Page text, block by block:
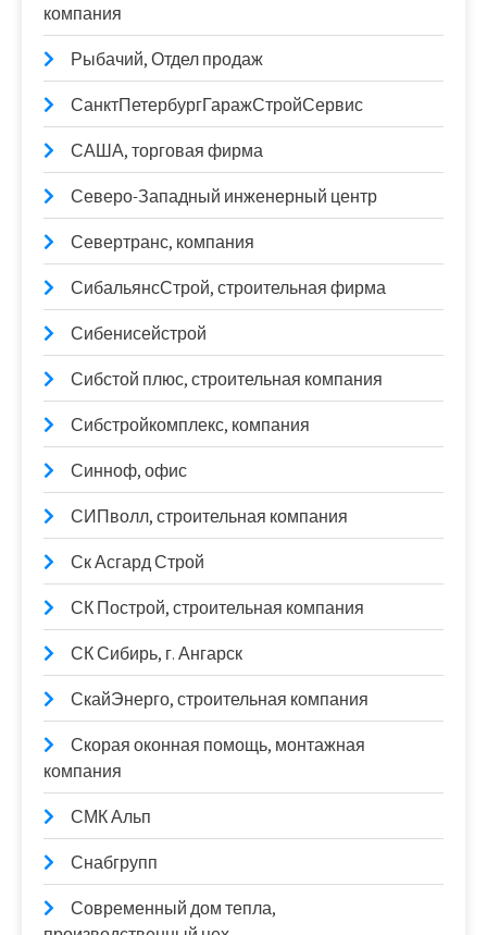
компания
Рыбачий, Отдел продаж
СанктПетербургГаражСтройСервис
САША, торговая фирма
Северо-Западный инженерный центр
Севертранс, компания
СибальянсСтрой, строительная фирма
Сибенисейстрой
Сибстой плюс, строительная компания
Сибстройкомплекс, компания
Синноф, офис
СИПволл, строительная компания
Ск Асгард Строй
СК Построй, строительная компания
СК Сибирь, г. Ангарск
СкайЭнерго, строительная компания
Скорая оконная помощь, монтажная
компания
СМК Альп
Снабгрупп
Современный дом тепла,